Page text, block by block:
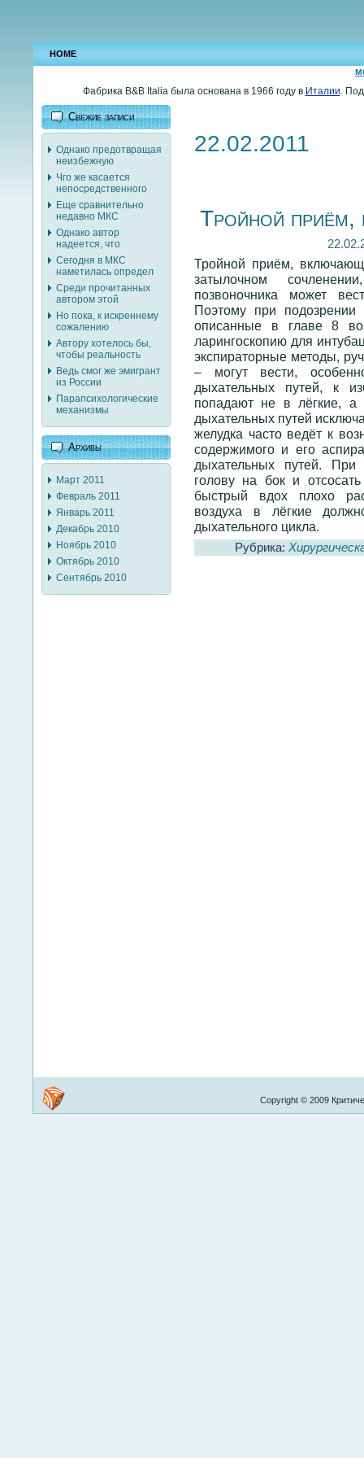
HOME
Фабрика B&B Italia была основана в 1966 году в Италии.
Свежие записи
Однако предотвращая
неизбежную
Чго же касается
непосредственного
Еще сравнительно
недавно МКС
Однако автор
надеется, что
Сегодня в МКС
наметилась определ
Среди прочитанных
автором этой
Но пока, к искреннему
сожалению
Автору хотелось бы,
чтобы реальность
Ведь смог же эмигрант
из России
Парапсихологические
механизмы
Архивы
Март 2011
Февраль 2011
Январь 2011
Декабрь 2010
Ноябрь 2010
Октябрь 2010
Сентябрь 2010
22.02.2011
Тройной приём,
Тройной приём,
затылочном
позвоночника может
Поэтому при подозрении
описанные в главе 8
ларингоскопию для
экспираторные методы,
– могут вести,
дыхательных путей, к
попадают не в лёгкие, а
дыхательных путей
желудка часто ведёт к
содержимого и его
дыхательных путей. При
голову на бок и
быстрый вдох плохо
воздуха в лёгкие
дыхательного цикла.
Рубрика:
Copyright © 2009